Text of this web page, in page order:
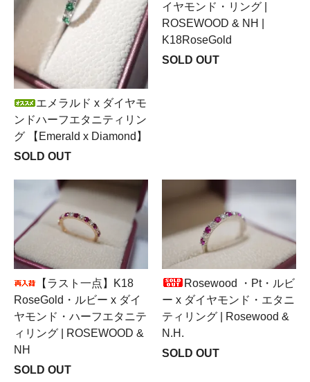
エメラルド x ダイヤモ
ンドハーフエタニティリン
グ 【Emerald x Diamond】
SOLD OUT
イヤモンド・リング |
ROSEWOOD & NH |
K18RoseGold
SOLD OUT
【ラスト一点】K18
RoseGold・ルビー x ダイ
ヤモンド・ハーフエタニテ
ィリング | ROSEWOOD &
NH
SOLD OUT
Rosewood ・Pt・ルビ
ー x ダイヤモンド・エタニ
ティリング | Rosewood &
N.H.
SOLD OUT